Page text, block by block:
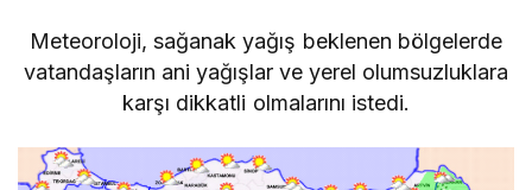
Meteoroloji, sağanak yağış beklenen bölgelerde
vatandaşların ani yağışlar ve yerel olumsuzluklara
karşı dikkatli olmalarını istedi.